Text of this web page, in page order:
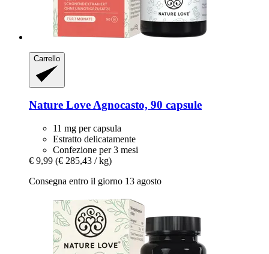
Carrello
Nature LoveAgnocasto, 90 capsule
11 mg per capsula
Estratto delicatamente
Confezione per 3 mesi
€ 9,99 (€ 285,43 / kg)
Consegna entro il giorno 13 agosto